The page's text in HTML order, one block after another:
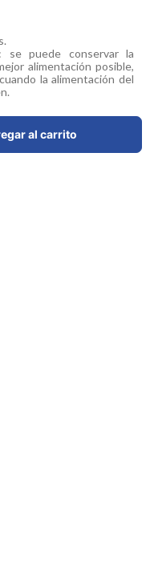
al carrito
se puede conservar la
alimentación posible,
la alimentación del